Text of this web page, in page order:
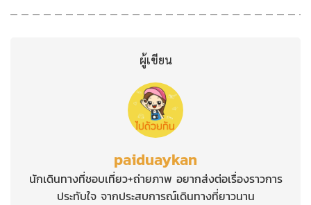
ผู้เขียน
paiduaykan
นักเดินทางที่ชอบเที่ยว+ถ่ายภาพ อยากส่งต่อเรื่องราวการ
ประทับใจ จากประสบการณ์เดินทางที่ยาวนาน